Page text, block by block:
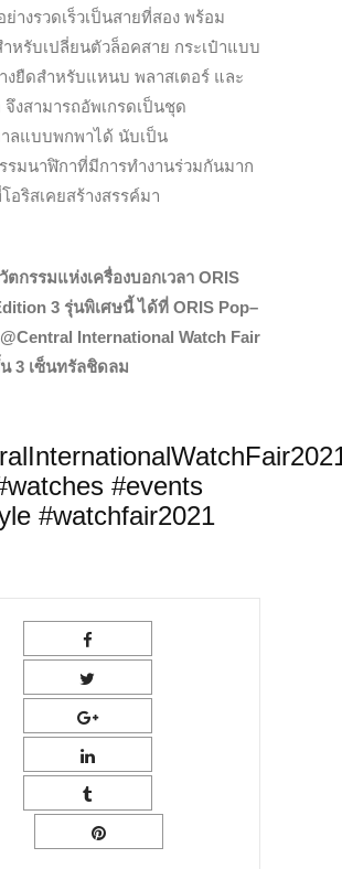
ย่างรวดเร็วเป็นสายที่สอง พร้อม
ำหรับเปลี่ยนตัวล็อคสาย กระเป๋าแบบ
งยืดสำหรับแหนบ พลาสเตอร์ และ
งสามารถอัพเกรดเป็นชุด
ลแบบพกพาได้ นับเป็น
รมนาฬิกาที่มีการทำงานร่วมกันมาก
อริสเคยสร้างสรรค์มา
ตกรรมแห่งเครื่องบอกเวลา ORIS
3 รุ่นพิเศษนี้ ได้ที่ ORIS Pop–
@Central International Watch Fair
3 เซ็นทรัลชิดลม
#events
#watchfair2021